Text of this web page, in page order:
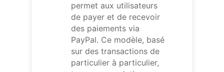
permet aux utilisateurs
de payer et de recevoir
des paiements via
PayPal. Ce modèle, basé
sur des transactions de
particulier à particulier,